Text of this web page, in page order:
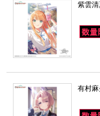
紫雲清
有村麻